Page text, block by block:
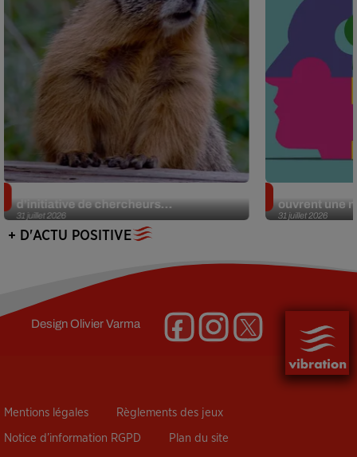
31 juillet 2026
d’initiative de chercheurs...
31 juillet 2026
ouvrent une
+ D'ACTU POSITIVE
DesignOlivier Varma
Mentions légales Règlements des jeux
Notice d’information RGPD Plan du site